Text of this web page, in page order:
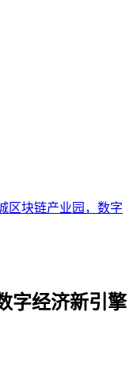
区块链产业园，数字
字经济新引擎